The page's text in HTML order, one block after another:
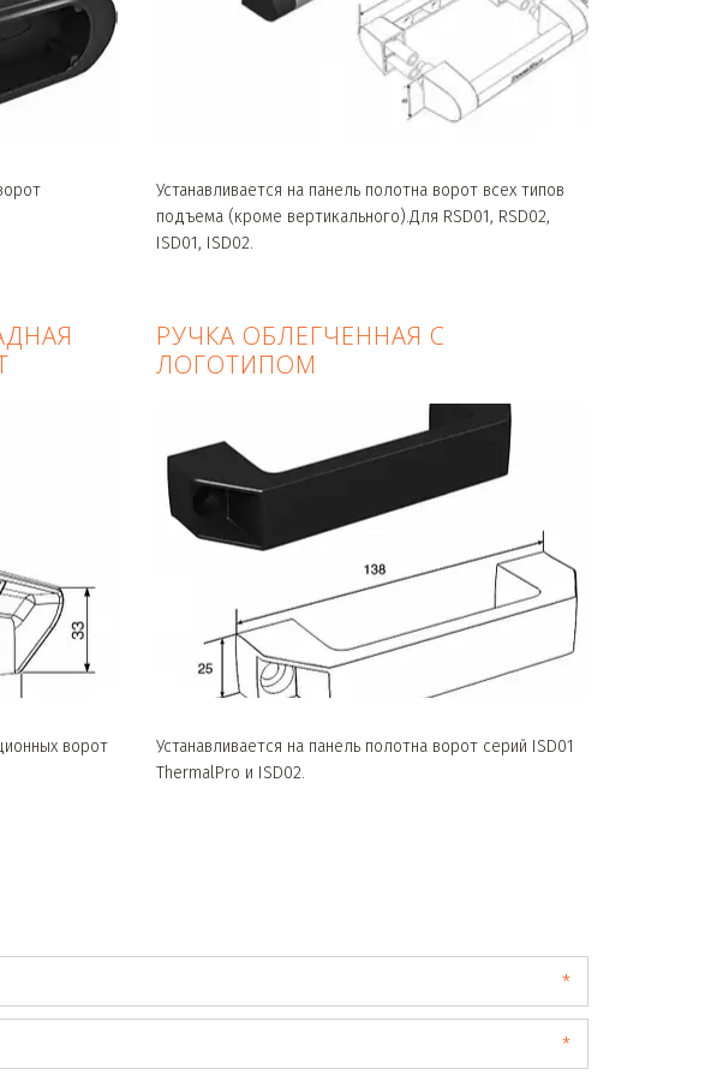
Устанавливается на панель полотна ворот всех типов
подъема (кроме вертикального).Для RSD01, RSD02,
ISD01, ISD02.
ворот
РУЧКА ОБЛЕГЧЕННАЯ С
ЛОГОТИПОМ
Устанавливается на панель полотна ворот серий ISD01
ThermalPro и ISD02.
*
*